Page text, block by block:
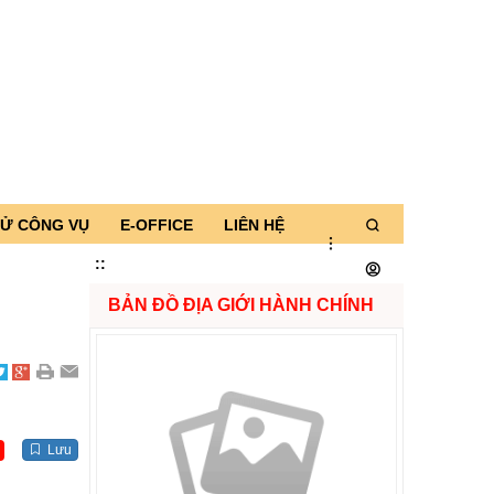
CÔNG VỤ E-OFFICE LIÊN HỆ
::
Lưu
BẢN ĐỒ ĐỊA GIỚI HÀNH CHÍNH